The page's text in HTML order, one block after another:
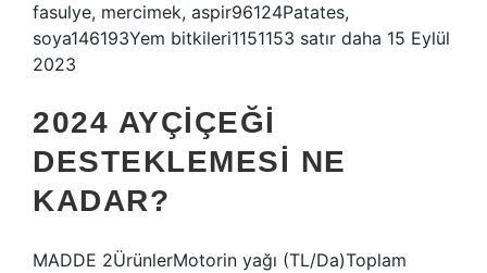
fasulye, mercimek, aspir96124Patates,
soya146193Yem bitkileri1151153 satır daha 15 Eylül
2023
2024 AYÇIÇEĞI
DESTEKLEMESI NE
KADAR?
MADDE 2ÜrünlerMotorin yağı (TL/Da)Toplam